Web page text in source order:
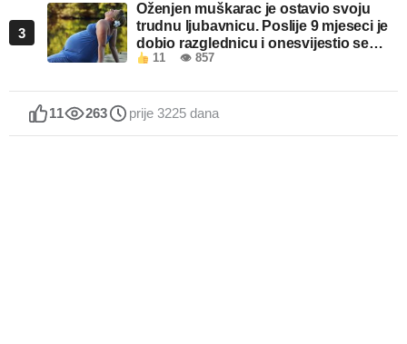
3
Oženjen muškarac je ostavio svoju
trudnu ljubavnicu. Poslije 9 mjeseci je
dobio razglednicu i onesvijestio se
kada je pročitao šta piše!
11 👁 857
11 263 prije 3225 dana